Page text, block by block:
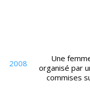
2008
Une
organisé par
commises